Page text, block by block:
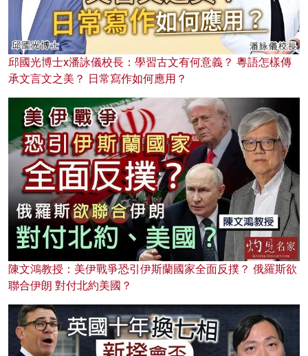
邱國光博士x潘詠儀校長：學習古文有何意義？ 粵語怎樣傳
承文言文之美？ 日常寫作如何應用？
陳文鴻教授：美伊戰爭恐引伊斯蘭國家全面反撲？ 俄羅斯欲
聯合伊朗 對付北約美國？